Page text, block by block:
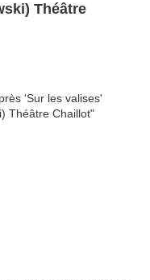
Théâtre